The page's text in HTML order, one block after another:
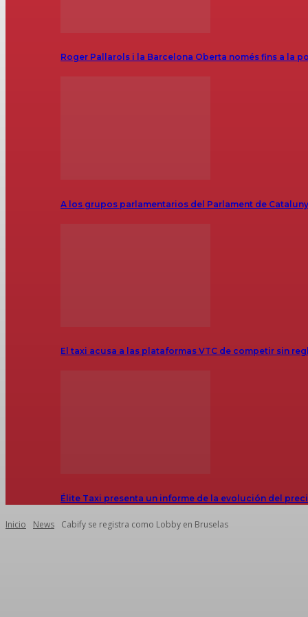
Roger Pallarols i la Barcelona Oberta només fins a la
A los grupos parlamentarios del Parlament de
El taxi acusa a las plataformas VTC de competir sin
Élite Taxi presenta un informe de la evolución del
Inicio News Cabify se registra como Lobby en Bruselas